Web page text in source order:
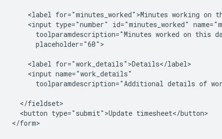
<label for="minutes_worked">Minutes working on
<input type="number" id="minutes_worked"
toolparamdescription="Minutes worked on this
      placeholder="60">
    <label for="work_details">Details</label>
    <input name="work_details"
toolparamdescription="Additional details of
  </fieldset>
  <button type="submit">Update timesheet</button>